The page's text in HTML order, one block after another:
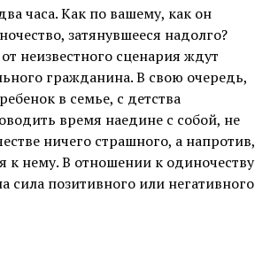
часа. Как по вашему, как он
затянувшееся надолго?
неизвестного сценария ждут
гражданина. В свою очередь,
в семье, с детства
время наедине с собой, не
ничего страшного, а напротив,
к нему. В отношении к одиночеству
сила позитивного или негативного